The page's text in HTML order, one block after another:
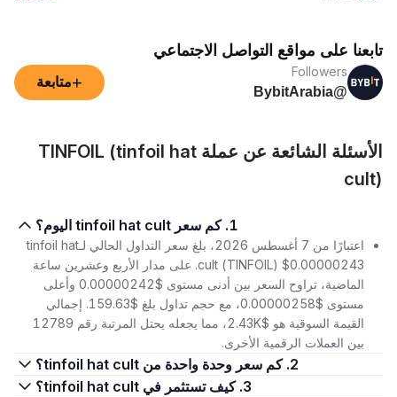
تابعنا على مواقع التواصل الاجتماعي
Followers
@BybitArabia
+متابعة
الأسئلة الشائعة عن عملة TINFOIL (tinfoil hat
cult)
1. كم سعر tinfoil hat cult اليوم؟
اعتبارًا من 7 أغسطس 2026، بلغ سعر التداول الحالي لـtinfoil hat
cult (TINFOIL) $0.00000243. على مدار الأربع وعشرين ساعة
الماضية، تراوح السعر بين أدنى مستوى $0.00000242 وأعلى
مستوى $0.00000258، مع حجم تداول بلغ $159.63. إجمالي
القيمة السوقية هو $2.43K، مما يجعله يحتل المرتبة رقم 12789
بين العملات الرقمية الأخرى.
2. كم سعر وحدة واحدة من tinfoil hat cult؟
3. كيف تستثمر في tinfoil hat cult؟